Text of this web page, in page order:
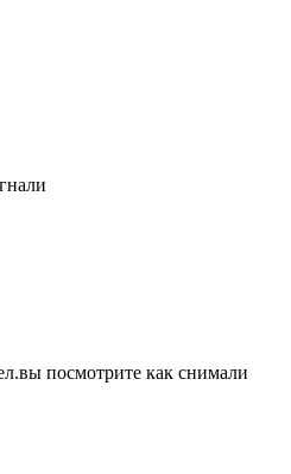
посмотрите как снимали